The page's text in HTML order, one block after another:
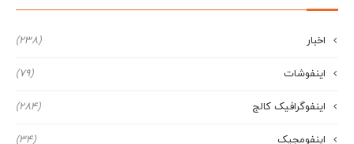
اخبار (238)
اینفوشات (79)
اینفوگرافیک کالج (284)
اینفومجیک (34)